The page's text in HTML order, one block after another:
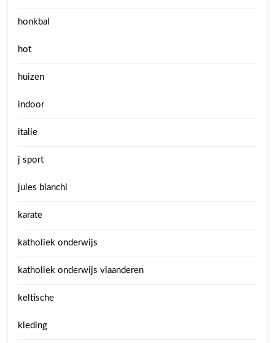
honkbal
hot
huizen
indoor
italie
j sport
jules bianchi
karate
katholiek onderwijs
katholiek onderwijs vlaanderen
keltische
kleding